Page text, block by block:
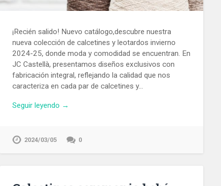
¡Recién salido! Nuevo catálogo,descubre nuestra
nueva colección de calcetines y leotardos invierno
2024-25, donde moda y comodidad se encuentran. En
JC Castellà, presentamos diseños exclusivos con
fabricación integral, reflejando la calidad que nos
caracteriza en cada par de calcetines y…
Seguir leyendo →
2024/03/05 0